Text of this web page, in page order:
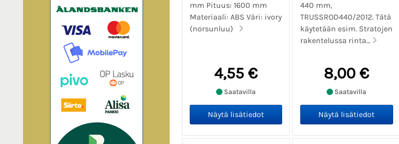
mm Pituus: 1600 mm
Materiaali: ABS Väri: ivory
(norsunluu)
4,55 €
Saatavilla
440 mm,
TRUSSROD440/2012. Tätä
käytetään esim. Stratojen
rakentelussa rinta...
8,00 €
Saatavilla